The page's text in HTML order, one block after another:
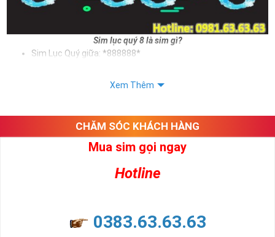
Sim lục quý 8 là sim gì?
Sim Lục Quý giữa: *888888*
Sử dụng sim lục quý 8 giúp chủ sở hữu khẳng định được bản thân,
8 mang lại cho người dùng là vô tận. Sim giúp cho người dùng phát
tài, phát lộc, phát may mắn
Sim Lục Quý 5- Sim Số Đẹp Tượng Trưng Cho Danh Vọng - Quyền Lực
Xem Thêm
CHĂM SÓC KHÁCH HÀNG
Mua sim gọi ngay
Hotline
0383.63.63.63